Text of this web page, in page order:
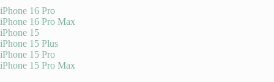
iPhone 16 Pro
iPhone 16 Pro Max
iPhone 15
iPhone 15 Plus
iPhone 15 Pro
iPhone 15 Pro Max